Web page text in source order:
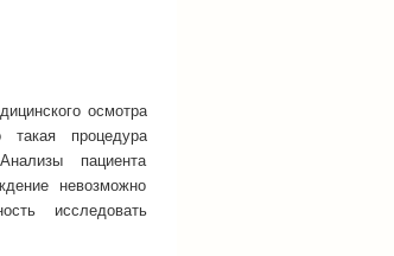
осмотра
процедура
пациента
невозможно
исследовать